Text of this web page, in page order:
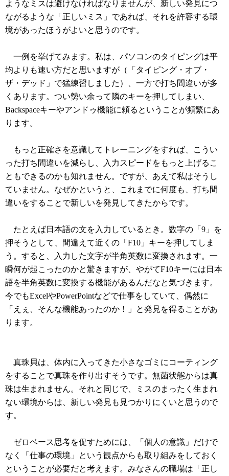
ようなミスは避けなければなりませんが、新しい発見につ
ながるような「正しいミス」であれば、それを許容する環
境があったほうがよいと思うのです。
一例を挙げてみます。私は、パソコンのタイピングは平
均よりも速い方だと思いますが（「タイピング・オブ・
ザ・デッド」で猛練習しました）、一方で打ち間違いが多
くあります。つい勢い余って隣のキーを押してしまい、
Backspaceキーやアンドゥ機能に頼るということが頻繁にあ
ります。
もっと正確さを意識してトレーニングをすれば、こうい
った打ち間違いを減らし、入力スピードをもっと上げるこ
ともできるのかも知れません。ですが、あえて私はそうし
ていません。なぜかというと、これまでに何度も、打ち間
違いをすることで新しいを発見してきたからです。
たとえば日本語の文を入力しているとき。数字の「9」を
押そうとして、間違えて近くの「F10」キーを押してしま
う。すると、入力した文字が半角英数に変換されます。一
瞬何が起こったのかと驚きますが、やがてF10キーには日本
語を半角英数に変換する機能があるんだなと気づきます。
今でもExcelやPowerPointなどで仕事をしていて、偶然に
「えぇ、そんな機能あったのか！」と発見を得ることがあ
ります。
真珠貝は、体内に入ってきた小さなゴミにコーティング
をすることで真珠を作り出すそうです。無菌状態からは真
珠は生まれません。それと同じで、ミスのまったく生まれ
ない環境からは、新しい発見も見つかりにくいと思うので
す。
ゼロベース思考を促すためには、「個人の意識」だけで
なく「仕事の環境」という観点からも取り組みをしておく
ということが必要だと考えます。みなさんの職場は「正し